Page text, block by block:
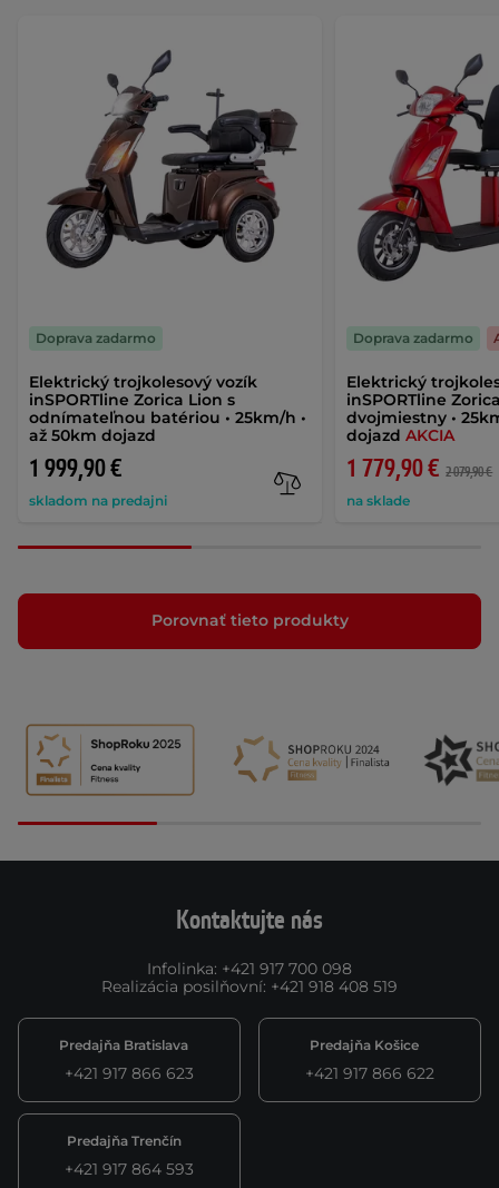
Elektrický trojkolesový vozík
inSPORTline Zorica Lion s
odnímateľnou batériou • 25km/h •
až 50km dojazd
1 999,90 €
skladom na predajni
Doprava zadarmo
Elektrický
inSPORTline
dvojmiestny •
dojazdAKCIA
1 779,90 € 2 079,90 €
na sklade
Doprava zadarmo
Porovnať tieto produkty
Kontaktujte nás
Infolinka: +421 917 700 098
Realizácia posilňovní: +421 918 408 519
Predajňa Bratislava
+421 917 866 623
Predajňa Košice
+421 917 866 622
Predajňa Trenčín
+421 917 864 593